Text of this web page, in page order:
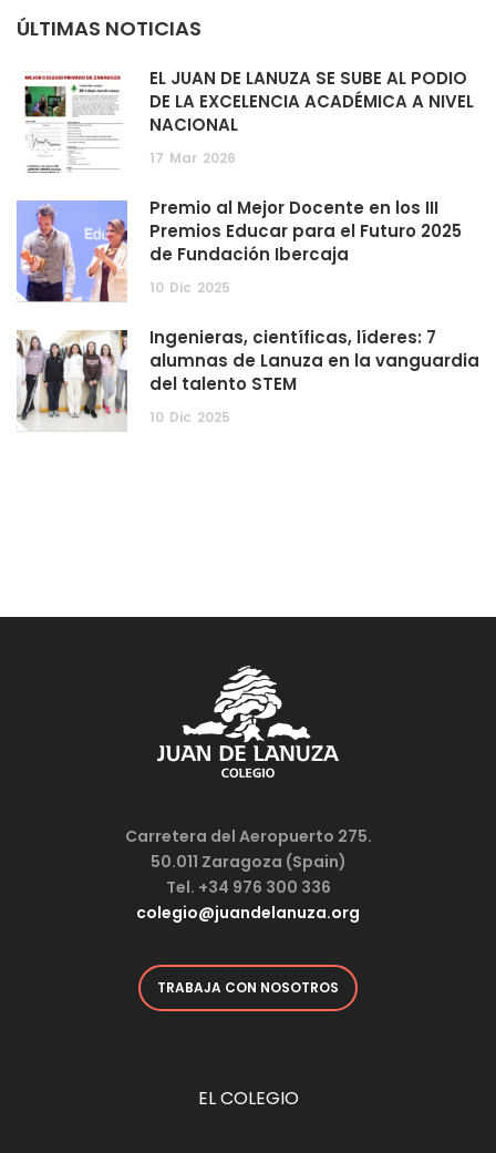
ÚLTIMAS NOTICIAS
EL JUAN DE LANUZA SE SUBE AL PODIO
DE LA EXCELENCIA ACADÉMICA A NIVEL
NACIONAL
17 Mar 2026
Premio al Mejor Docente en los III
Premios Educar para el Futuro 2025
de Fundación Ibercaja
10 Dic 2025
Ingenieras, científicas, líderes: 7
alumnas de Lanuza en la vanguardia
del talento STEM
10 Dic 2025
Carretera del Aeropuerto 275.
50.011 Zaragoza (Spain)
Tel. +34 976 300 336
colegio@juandelanuza.org
TRABAJA CON NOSOTROS
EL COLEGIO